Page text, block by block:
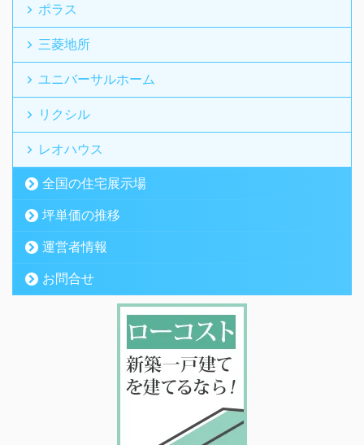
ポラス
三菱地所
ユニバーサルホーム
リクシル
レオハウス
全国の住宅展示場
坪単価の推移
運営者情報
お問合せ